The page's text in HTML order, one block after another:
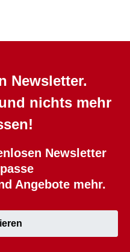
Newsletter.
nichts mehr
Newsletter
Angebote mehr.